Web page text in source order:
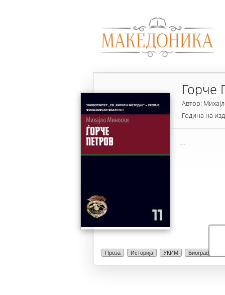
Проза Историја УКИМ Биографија
Ѓорче
Автор:
Година на
...